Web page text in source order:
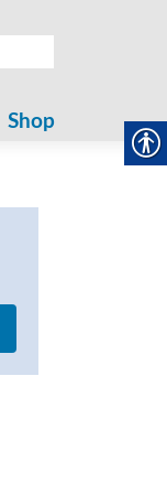
Shop